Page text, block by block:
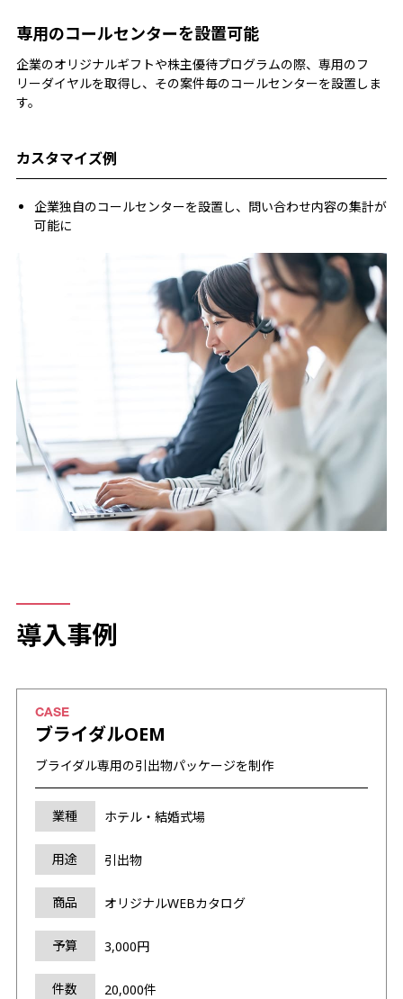
専用のコールセンターを設置可能
企業のオリジナルギフトや株主優待プログラムの際、専用のフ
リーダイヤルを取得し、その案件毎のコールセンターを設置しま
す。
カスタマイズ例
企業独自のコールセンターを設置し、問い合わせ内容の集計が
可能に
導入事例
ブライダルOEM
ブライダル専用の引出物パッケージを制作
業種 ホテル・結婚式場
用途 引出物
商品 オリジナルWEBカタログ
予算 3,000円
件数 20,000件